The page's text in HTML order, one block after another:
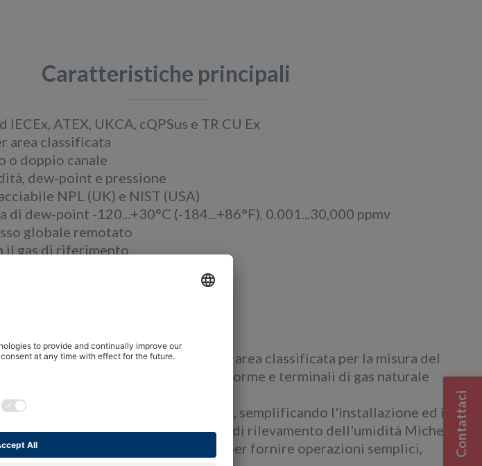
Caratteristiche principali
ATEX, UKCA, cQPSus e TR CU Ex
area classificata
o doppio canale
dew-point e pressione
NPL (UK) e NIST (USA)
di dew-point -120...+30°C (-184...+86°F), 0.001...30,000 ppmv
globale remotato
il gas di riferimento
di umidità da processo per area classificata per la misura del
nei gas di processo su piattaforme e terminali di gas naturale
direttamente in area classificata, semplificando l'installazione ed il
combina le comprovate tecnologie di rilevamento dell'umidità Michell
dei campioni progettati per fornire operazioni semplici,
Contattaci